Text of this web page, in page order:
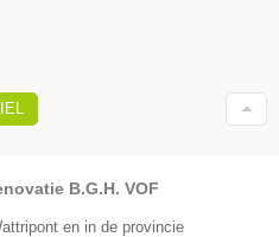
B.G.H. VOF
en in de provincie